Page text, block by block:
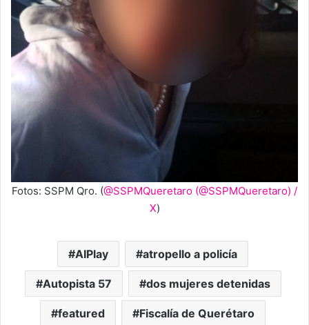
Fotos: SSPM Qro. (@SSPMQueretaro (@SSPMQueretaro) /
X)
AIPlay atropello a policía
Autopista 57 dos mujeres detenidas
featured Fiscalía de Querétaro